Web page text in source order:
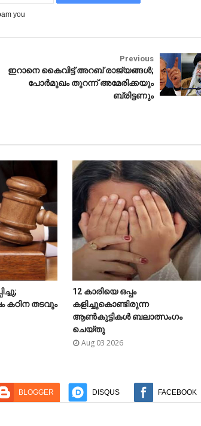
you
Previous
ഇറാനെ കൈവിട്ട് അറബ് രാജ്യങ്ങൾ;
പോർമുഖം തുറന്ന് അമേരിക്കയും
ബ്രിട്ടണും
 
കഠിന തടവും
  
12 കാരിയെ ഒപ്പം
കളിച്ചുകൊണ്ടിരുന്ന
ആൺകുട്ടികൾ ബലാത്സംഗം
ചെയ്‌തു
Aug 03 2026

BLOGGER DISQUS FACEBOOK